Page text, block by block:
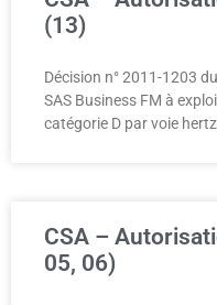
(13)
Décision n° 2011-1203
SAS Business FM à
catégorie D par voie
CSA –
05, 06)